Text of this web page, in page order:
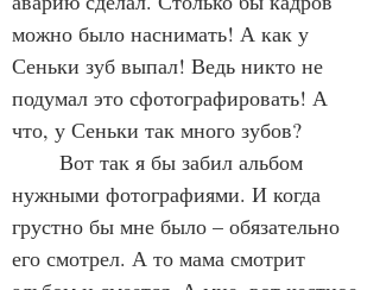
можно было наснимать! А как у
Сеньки зуб выпал! Ведь никто не
подумал это сфотографировать! А
что, у Сеньки так много зубов?
нужными фотографиями. И когда
грустно бы мне было – обязательно
его смотрел. А то мама смотрит